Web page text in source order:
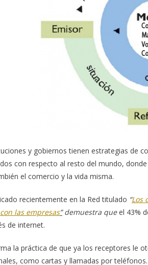
y gobiernos tienen estrategias de
con respecto al resto del mundo,
el comercio y la vida misma.
recientemente en la Red titulado “Los
las empresas”demuestra queel 43%
de internet.
la práctica de que ya los receptores le
como cartas y llamadas por teléfonos.